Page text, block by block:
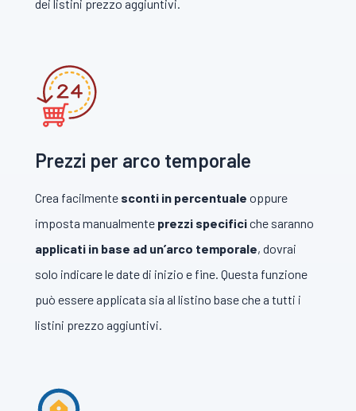
dei listini prezzo aggiuntivi.
Prezzi per arco temporale
Crea facilmente sconti in percentuale oppure
imposta manualmente prezzi specificiche saranno
applicati in base ad un’arco temporale, dovrai
solo indicare le date di inizio e fine. Questa funzione
può essere applicata sia al listino base che a tutti i
listini prezzo aggiuntivi.